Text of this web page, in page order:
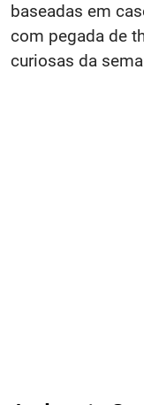
baseadas em
com pegada de
curiosas da